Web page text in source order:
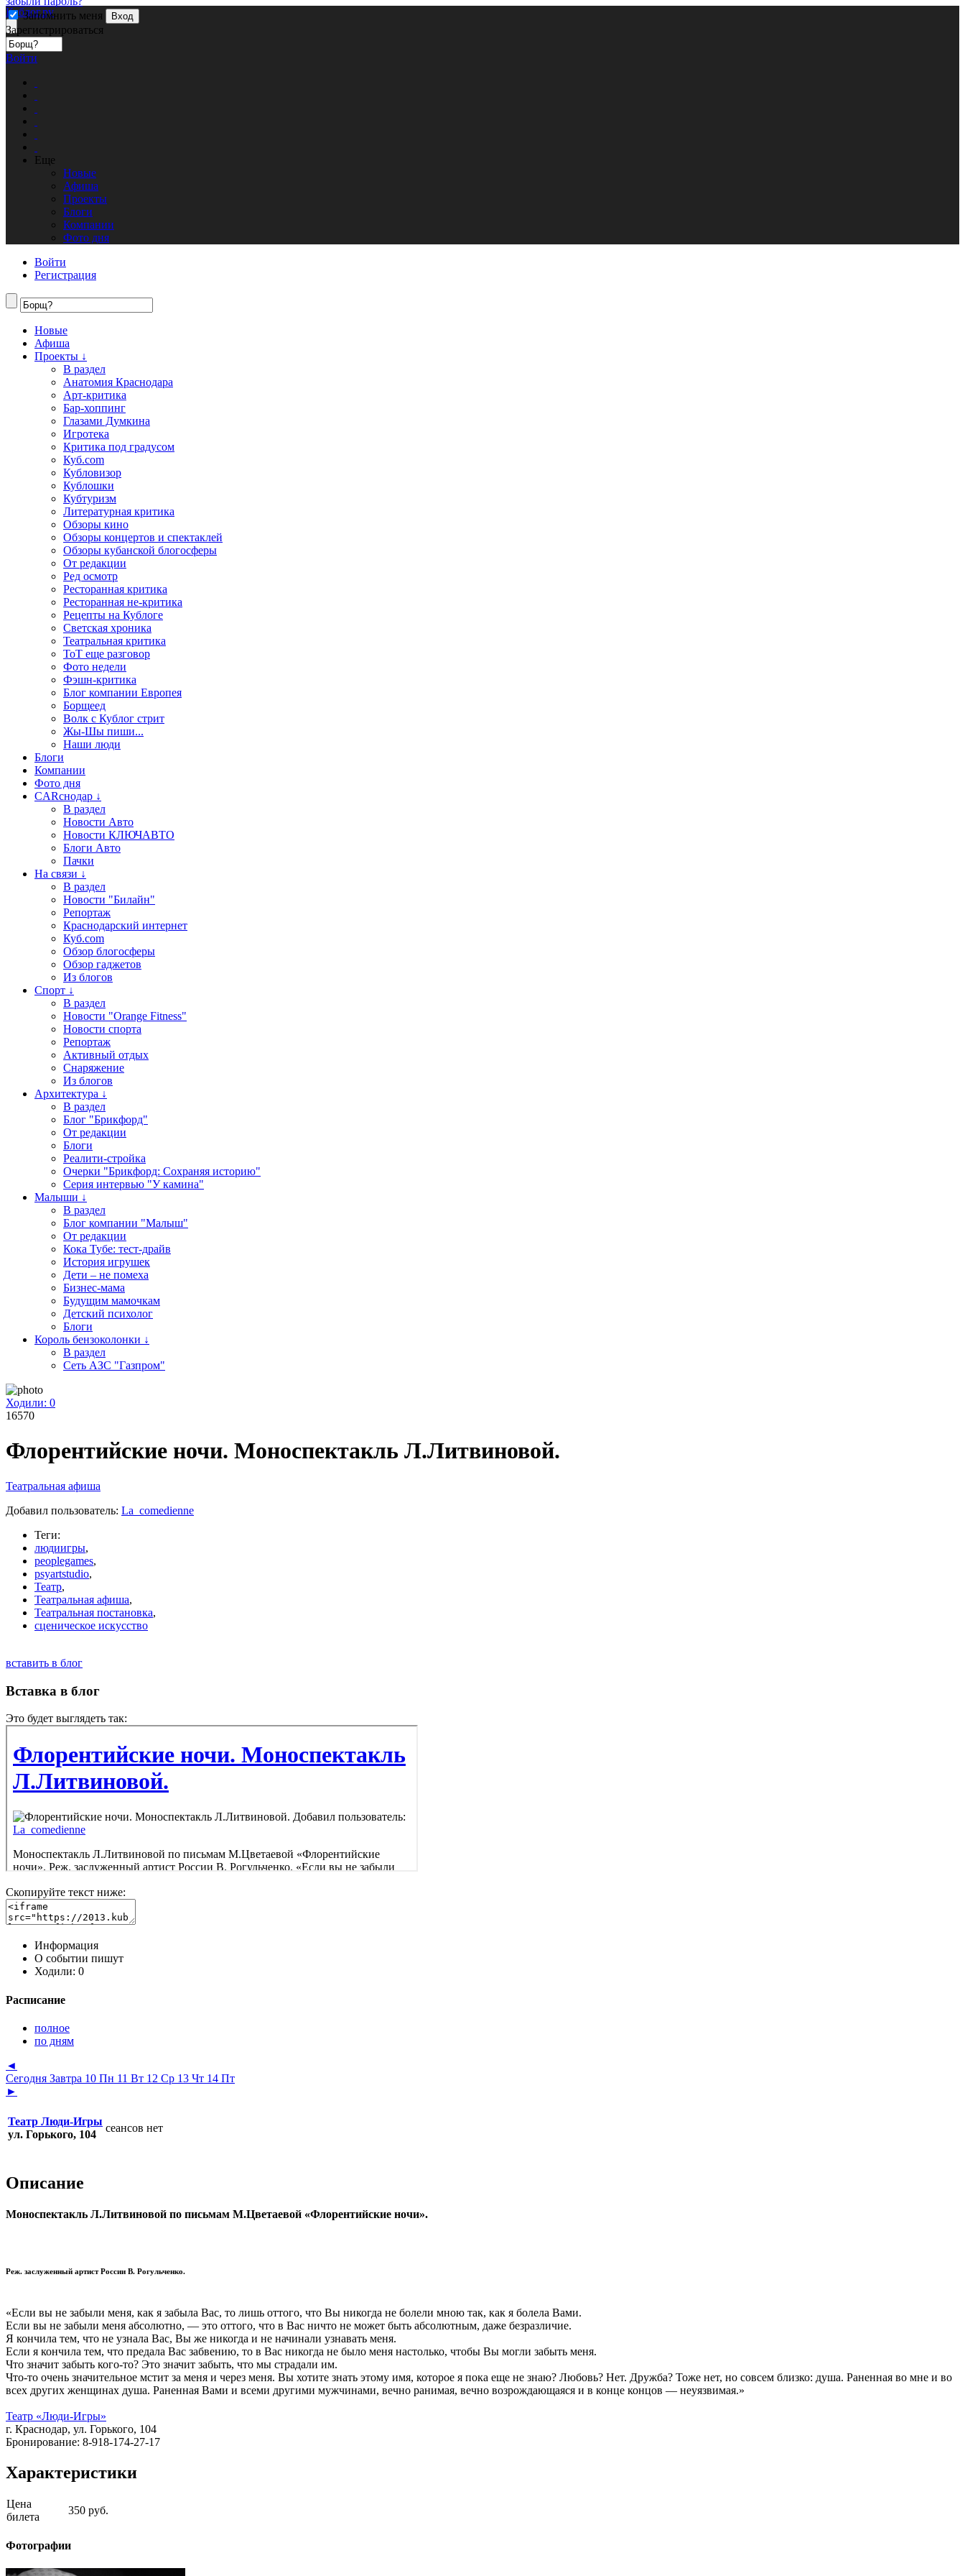
Запомнить меня
Вход
Зарегистрироваться
Кублог.ру
Войти
Еще
Новые
Афиша
Проекты
Блоги
Компании
Фото дня
Войти
Регистрация
Новые
Афиша
Проекты ↓
В раздел
Анатомия Краснодара
Арт-критика
Бар-хоппинг
Глазами Думкина
Игротека
Критика под градусом
Куб.com
Кубловизор
Кублошки
Кубтуризм
Литературная критика
Обзоры кино
Обзоры концертов и спектаклей
Обзоры кубанской блогосферы
От редакции
Ред осмотр
Ресторанная критика
Ресторанная не-критика
Рецепты на Кублоге
Светская хроника
Театральная критика
ТоТ еще разговор
Фото недели
Фэшн-критика
Блог компании Европея
Борщеед
Волк с Кублог стрит
Жы-Шы пиши...
Наши люди
Блоги
Компании
Фото дня
CARснодар ↓
В раздел
Новости Авто
Новости КЛЮЧАВТО
Блоги Авто
Пачки
На связи ↓
В раздел
Новости "Билайн"
Репортаж
Краснодарский интернет
Куб.com
Обзор блогосферы
Обзор гаджетов
Из блогов
Спорт ↓
В раздел
Новости "Orange Fitness"
Новости спорта
Репортаж
Активный отдых
Снаряжение
Из блогов
Архитектура ↓
В раздел
Блог "Брикфорд"
От редакции
Блоги
Реалити-стройка
Очерки "Брикфорд: Сохраняя историю"
Серия интервью "У камина"
Малыши ↓
В раздел
Блог компании "Малыш"
От редакции
Кока Тубе: тест-драйв
История игрушек
Дети – не помеха
Бизнес-мама
Будущим мамочкам
Детский психолог
Блоги
Король бензоколонки ↓
В раздел
Сеть АЗС "Газпром"
Ходили: 0
16570
Флорентийские ночи. Моноспектакль Л.Литвиновой.
Театральная афиша
Добавил пользователь: La_comedienne
Теги:
людиигры,
peoplegames,
psyartstudio,
Театр,
Театральная афиша,
Театральная постановка,
сценическое искусство
вставить в блог
Вставка в блог
Это будет выглядеть так:
Скопируйте текст ниже:
Информация
О событии пишут
Ходили: 0
Расписание
полное
по дням
◄
Сегодня Завтра 10 Пн 11 Вт 12 Ср 13 Чт 14 Пт
►
Театр Люди-Игры
ул. Горького, 104
сеансов нет
Описание
Моноспектакль Л.Литвиновой по письмам М.Цветаевой «Флорентийские ночи».
Реж. заслуженный артист России В. Рогульченко.
«Если вы не забыли меня, как я забыла Вас, то лишь оттого, что Вы никогда не болели мною так, как я болела Вами.
Если вы не забыли меня абсолютно, — это оттого, что в Вас ничто не может быть абсолютным, даже безразличие.
Я кончила тем, что не узнала Вас, Вы же никогда и не начинали узнавать меня.
Если я кончила тем, что предала Вас забвению, то в Вас никогда не было меня настолько, чтобы Вы могли забыть меня.
Что значит забыть кого-то? Это значит забыть, что мы страдали им.
Что-то очень значительное мстит за меня и через меня. Вы хотите знать этому имя, которое я пока еще не знаю? Любовь? Нет. Дружба? Тоже нет, но совсем близко: душа. Раненная во мне и во
всех других женщинах душа. Раненная Вами и всеми другими мужчинами, вечно ранимая, вечно возрождающаяся и в конце концов — неуязвимая.»
Театр «Люди-Игры»
г. Краснодар, ул. Горького, 104
Бронирование: 8-918-174-27-17
Характеристики
Цена
билета
350 руб.
Фотографии